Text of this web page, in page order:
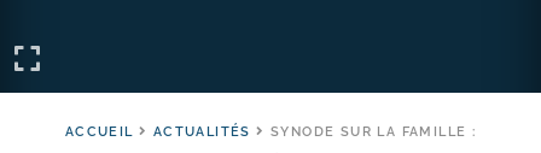
ACCUEIL ACTUALITÉS
SYNODE SUR LA FAMILLE :